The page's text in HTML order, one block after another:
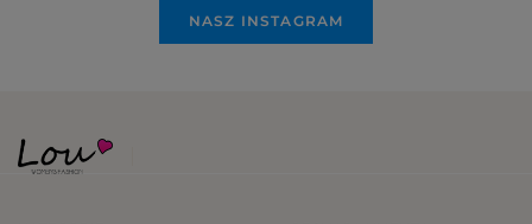
NASZ INSTAGRAM